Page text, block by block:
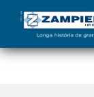
Início»Blog»Natal